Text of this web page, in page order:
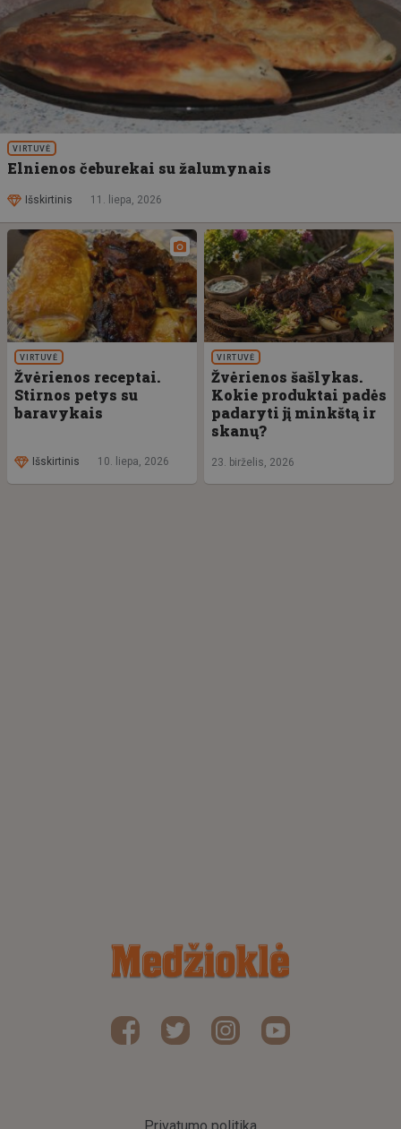
VIRTUVĖ
Elnienos čeburekai su žalumynais
Išskirtinis 11. liepa, 2026
VIRTUVĖ
Žvėrienos receptai.
Stirnos petys su
baravykais
Išskirtinis 10. liepa, 2026
VIRTUVĖ
Žvėrienos šašlykas.
Kokie produktai padės
padaryti jį minkštą ir
skanų?
23. birželis, 2026
Privatumo politika